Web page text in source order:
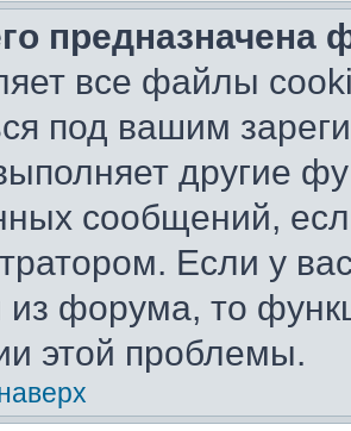
предназначена
все файлы
под вашим
другие
сообщений,
Если у
форума, то
этой проблемы.